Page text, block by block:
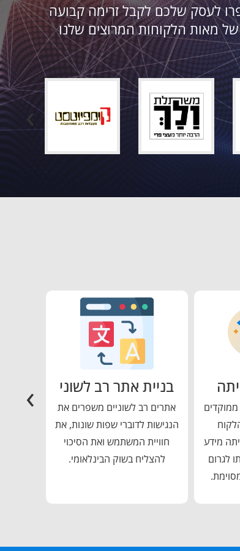
לעסק שלכם לקבל זרימה קבועה
מאות הלקוחות המרוצים שלנו
›
מידע
לגרום
בניית אתר רב לשוני
אתרים רב לשוניים משפרים את
הנגישות לדוברי שפות שונות, את
חוויית המשתמש ואת הסיכוי
להצליח בשוק הבינלאומי.
חנות›